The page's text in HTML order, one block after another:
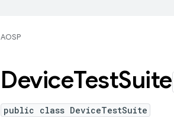
AOSP
DeviceTestSuite
public class DeviceTestSuite